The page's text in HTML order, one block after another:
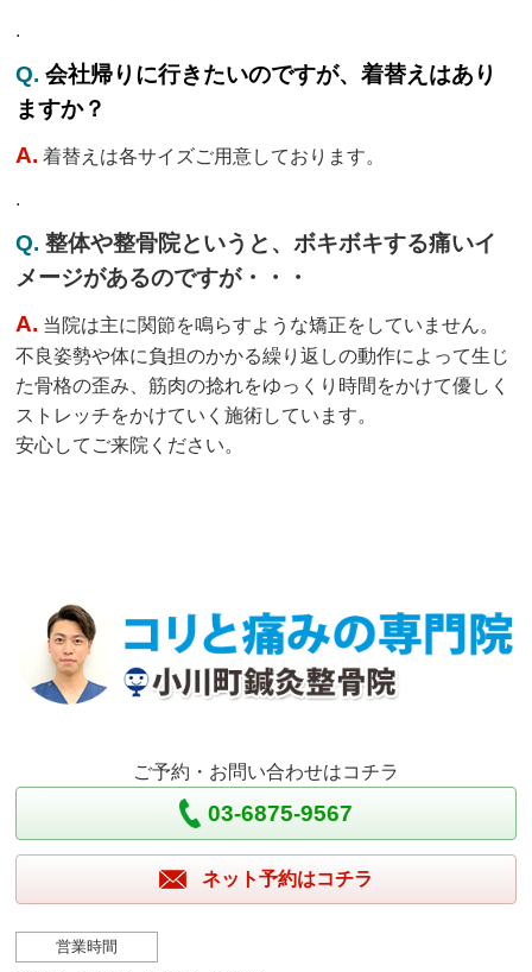
.
Q.会社帰りに行きたいのですが、着替えはあり
ますか？
A. 着替えは各サイズご用意しております。
.
Q.整体や整骨院というと、ボキボキする痛いイ
メージがあるのですが・・・
A. 当院は主に関節を鳴らすような矯正をしていません。
不良姿勢や体に負担のかかる繰り返しの動作によって生じ
た骨格の歪み、筋肉の捻れをゆっくり時間をかけて優しく
ストレッチをかけていく施術しています。
安心してご来院ください。
ご予約・お問い合わせはコチラ
03-6875-9567
ネット予約はコチラ
営業時間